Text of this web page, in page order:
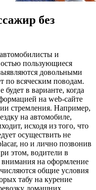
без
и
пользующиеся
довольными
по всяческим поводам.
в варианте, когда
на web-сайте
стремления. Например,
на автомобиле,
исходя из того, что
осуществить не
но и лично позвонив
этом, водители в
на оформление
общие условия
табу на курение
домашних